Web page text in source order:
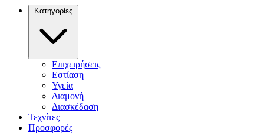
Κατηγορίες
Επιχειρήσεις
Εστίαση
Υγεία
Διαμονή
Διασκέδαση
Τεχνίτες
Προσφορές